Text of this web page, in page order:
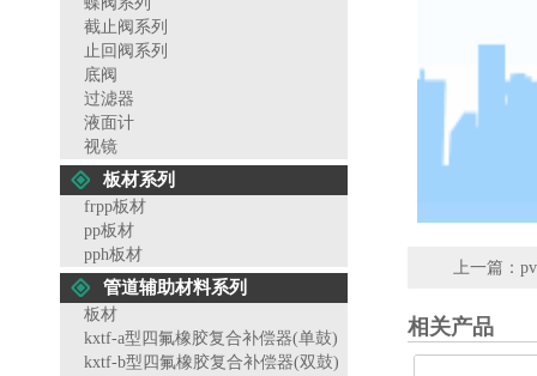
截止阀系列
止回阀系列
底阀
过滤器
液面计
视镜
板材系列
frpp板材
pp板材
pph板材
管道辅助材料系列
板材
kxtf-a型四氟橡胶复合补偿器(单鼓)
kxtf-b型四氟橡胶复合补偿器(双鼓)
上一篇：
相关产品